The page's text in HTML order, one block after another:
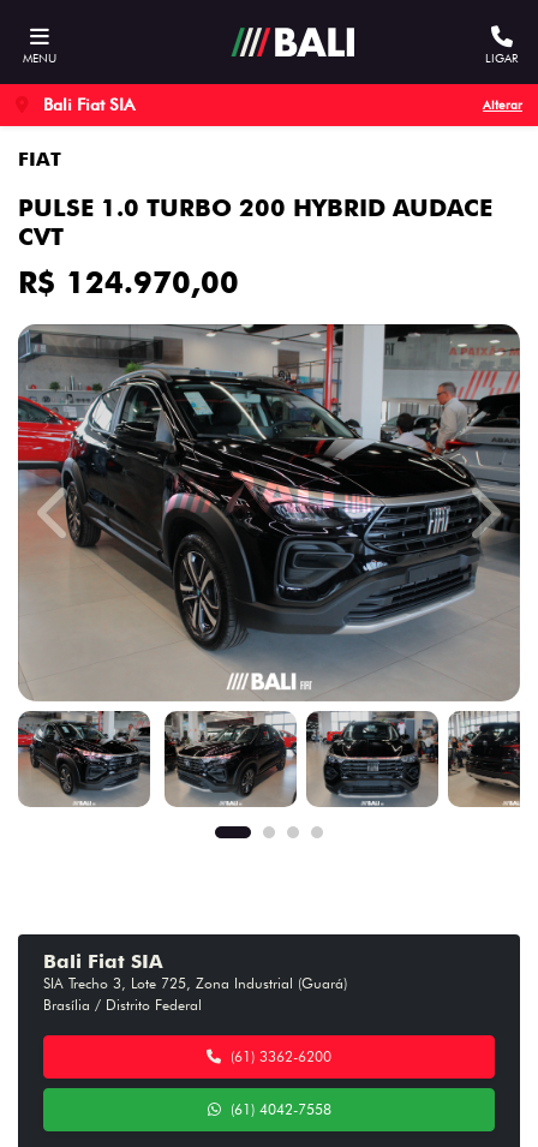
MENU LIGAR
Bali Fiat SIA Alterar
FIAT
PULSE 1.0 TURBO 200 HYBRID AUDACE
CVT
R$ 124.970,00
Previous Next
Bali Fiat SIA
SIA Trecho 3, Lote 725, Zona Industrial (Guará)
Brasília / Distrito Federal
(61) 3362-6200
(61) 4042-7558